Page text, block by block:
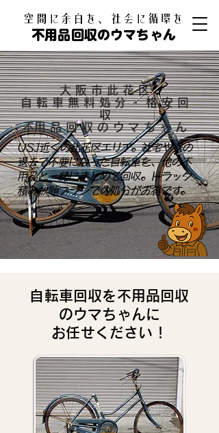
​空間に余白を、社会に循環を
不用品回収のウマちゃん
大阪市此花区
自転車無料処分・格安回
収
​不用品回収のウマちゃん
USJ近くの此花区エリア。社宅や寮の
退去で不要になった自転車を、他の不
用品と一緒にまとめて回収。トラック
積み放題プランでの処分がお得です。
自転車回収を不用品回収
のウマちゃんに
お任せください！